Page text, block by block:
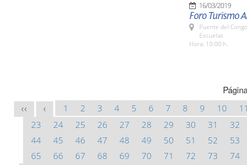
16/03/2019
Foro Turismo
Puente del
Escuelas
Hora: 10:00 h.
<< < 1 2 3 4 5 6 7 8 9 10 11
23
24 25 26 27 28 29 30 31 32
44
45 46 47 48 49 50 51 52 53
65
66 67 68 69 70 71 72 73 74